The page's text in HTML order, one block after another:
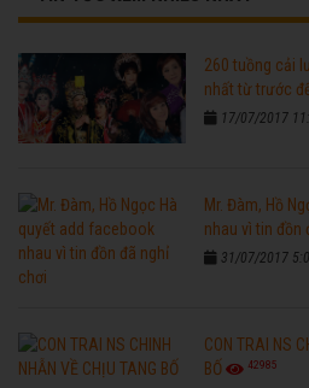
260 tuồng cải
nhất từ trước
17/07/2017
Mr. Đàm, Hồ
nhau vì tin đồn
31/07/2017
CON TRAI NS
BỐ
42985